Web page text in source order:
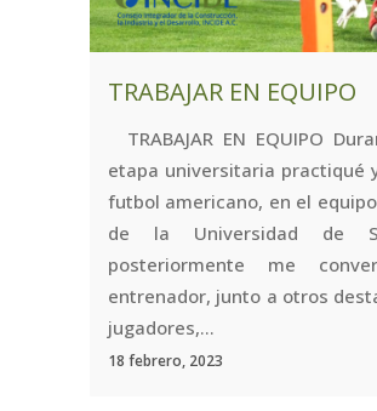
TRABAJAR EN EQUIPO
TRABAJAR EN EQUIPO
etapa universitaria practiqué
futbol americano, en el
de la Universidad de
posteriormente me
entrenador, junto a otros
jugadores,...
18 febrero, 2023